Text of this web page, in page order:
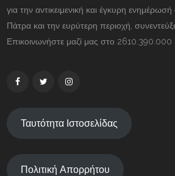
για την αντικειμενική και έγκυρη
Πάτρα και την ευρύτερη περιοχή,
Επικοινωνήστε μαζί μας στο 2610.390.000
Ταυτότητα Ιστοσελίδας
Πολιτική Απορρήτου